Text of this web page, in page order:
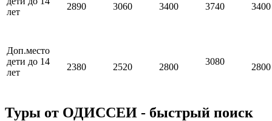
лет
2890 3060 3400 3740 3400
Доп.место
дети до 14
лет
2380 2520 2800
3080
2800
Туры от ОДИССЕИ - быстрый поиск